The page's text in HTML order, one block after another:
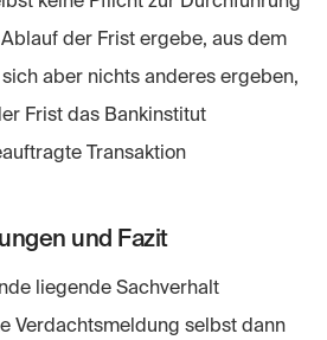
der Frist ergebe, aus dem
aber nichts anderes ergeben,
Frist das Bankinstitut
Transaktion
und Fazit
liegende Sachverhalt
Verdachtsmeldung selbst dann